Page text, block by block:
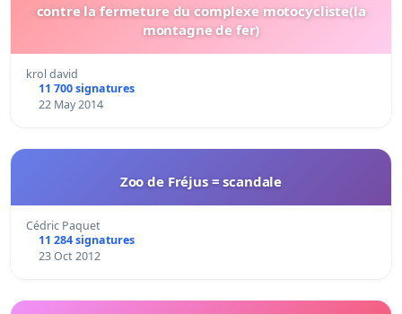
contre la fermeture du complexe motocycliste(la
montagne de fer)
krol david
11 700 signatures
22 May 2014
Zoo de Fréjus = scandale
Cédric Paquet
11 284 signatures
23 Oct 2012